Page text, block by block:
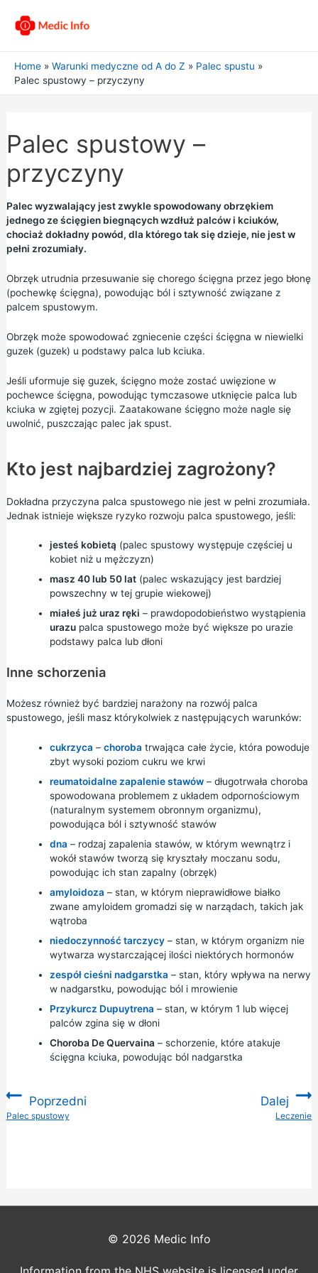
Home Warunki medyczne od A do Z
Palec spustu
Palec spustowy – przyczyny
Palec spustowy –
przyczyny
Palec wyzwalający jest zwykle spowodowany obrzękiem
jednego ze ścięgien biegnących wzdłuż palców i kciuków,
chociaż dokładny powód, dla którego tak się dzieje, nie jest w
pełni zrozumiały.
Obrzęk utrudnia przesuwanie się chorego ścięgna przez jego błonę
(pochewkę ścięgna), powodując ból i sztywność związane z
palcem spustowym.
Obrzęk może spowodować zgniecenie części ścięgna w niewielki
guzek (guzek) u podstawy palca lub kciuka.
Jeśli uformuje się guzek, ścięgno może zostać uwięzione w
pochewce ścięgna, powodując tymczasowe utknięcie palca lub
kciuka w zgiętej pozycji. Zaatakowane ścięgno może nagle się
uwolnić, puszczając palec jak spust.
Kto jest najbardziej zagrożony?
Dokładna przyczyna palca spustowego nie jest w pełni zrozumiała.
Jednak istnieje większe ryzyko rozwoju palca spustowego, jeśli:
jesteś kobietą (palec spustowy występuje częściej u
kobiet niż u mężczyzn)
masz 40 lub 50 lat(palec wskazujący jest bardziej
powszechny w tej grupie wiekowej)
miałeś już uraz ręki – prawdopodobieństwo wystąpienia
urazupalca spustowego może być większe po urazie
podstawy palca lub dłoni
Inne schorzenia
Możesz również być bardziej narażony na rozwój palca
spustowego, jeśli masz którykolwiek z następujących warunków:
cukrzyca – choroba trwająca całe życie, która powoduje
zbyt wysoki poziom cukru we krwi
reumatoidalne zapalenie stawów– długotrwała choroba
spowodowana problemem z układem odpornościowym
(naturalnym systemem obronnym organizmu),
powodująca ból i sztywność stawów
dna – rodzaj zapalenia stawów, w którym wewnątrz i
wokół stawów tworzą się kryształy moczanu sodu,
powodując ich stan zapalny (obrzęk)
amyloidoza – stan, w którym nieprawidłowe białko
zwane amyloidem gromadzi się w narządach, takich jak
wątroba
niedoczynność tarczycy– stan, w którym organizm nie
wytwarza wystarczającej ilości niektórych hormonów
zespół cieśni nadgarstka – stan, który wpływa na nerwy
w nadgarstku, powodując ból i mrowienie
Przykurcz Dupuytrena – stan, w którym 1 lub więcej
palców zgina się w dłoni
Choroba De Quervaina – schorzenie, które atakuje
ścięgna kciuka, powodując ból nadgarstka
Poprzedni
:Palec spustowy
Dalej
Leczenie
© 2026 Medic Info